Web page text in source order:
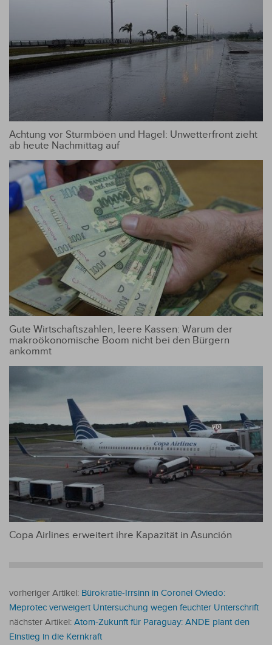
Achtung vor Sturmböen und Hagel: Unwetterfront zieht
ab heute Nachmittag auf
Gute Wirtschaftszahlen, leere Kassen: Warum der
makroökonomische Boom nicht bei den Bürgern
ankommt
Copa Airlines erweitert ihre Kapazität in Asunción
vorheriger Artikel: Bürokratie-Irrsinn in Coronel Oviedo:
Meprotec verweigert Untersuchung wegen feuchter Unterschrift
nächster Artikel: Atom-Zukunft für Paraguay: ANDE plant den
Einstieg in die Kernkraft